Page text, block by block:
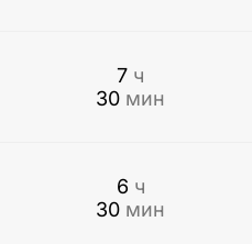
7 ч
30 мин
6 ч
30 мин